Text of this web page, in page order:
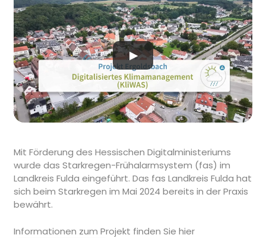
▶
Mit Förderung des Hessischen Digitalministeriums
wurde das Starkregen-Frühalarmsystem (fas) im
Landkreis Fulda eingeführt. Das fas Landkreis Fulda hat
sich beim Starkregen im Mai 2024 bereits in der Praxis
bewährt.
Informationen zum Projekt finden Sie hier